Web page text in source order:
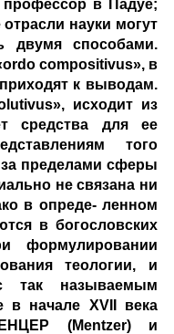
профессор в Падуе;
отрасли науки могут
двумя способами.
compositivus», в
к выводам.
исходит из
средства для ее
того
за пределами сферы
не связана ни
в опреде- ленном
в богословских
формулировании
теологии, и
так называемым
в начале XVII века
(Mentzer) и